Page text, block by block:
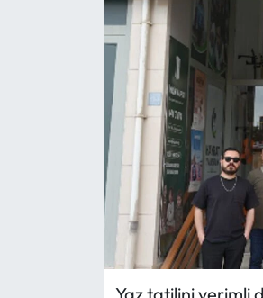
İskilip Haberleri
Kargı Haberleri
Kültür Sanat
Laçin Haberleri